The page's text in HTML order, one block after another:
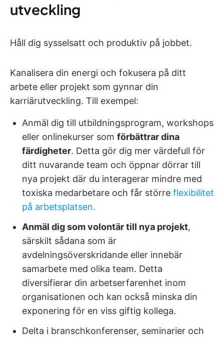
utveckling
Håll dig sysselsatt och produktiv på jobbet.
Kanalisera din energi och fokusera på ditt
arbete eller projekt som gynnar din
karriärutveckling. Till exempel:
Anmäl dig till utbildningsprogram, workshops
eller onlinekurser som förbättrar dina
färdigheter. Detta gör dig mer värdefull för
ditt nuvarande team och öppnar dörrar till
nya projekt där du interagerar mindre med
toxiska medarbetare och får större flexibilitet
på arbetsplatsen.
Anmäl dig som volontär till nya projekt,
särskilt sådana som är
avdelningsöverskridande eller innebär
samarbete med olika team. Detta
diversifierar din arbetserfarenhet inom
organisationen och kan också minska din
exponering för en viss giftig kollega.
Delta i branschkonferenser, seminarier och